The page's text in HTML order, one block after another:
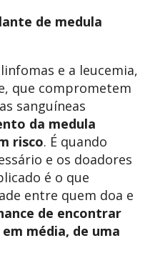
de medula
e a leucemia,
que comprometem
sanguíneas
da medula
risco. É quando
e os doadores
é o que
entre quem doa e
de encontrar
média, de uma